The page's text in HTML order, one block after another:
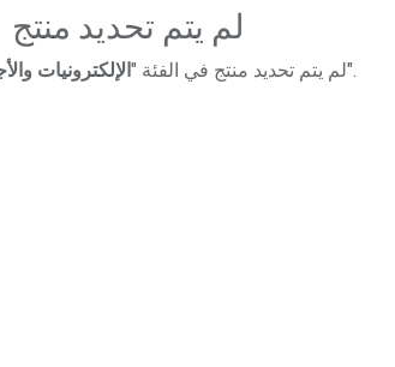
لم يتم تحديد منتج
لم يتم تحديد منتج في الفئة " الإلكترونيات ".